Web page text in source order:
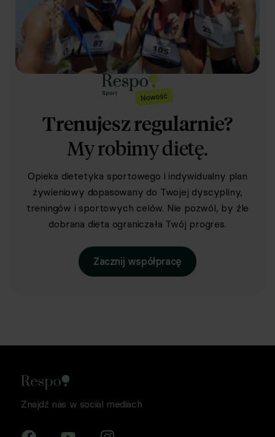
Trenujesz regularnie?
My robimy dietę.
Opieka dietetyka sportowego i indywidualny plan
żywieniowy dopasowany do Twojej dyscypliny,
treningów i sportowych celów. Nie pozwól, by źle
dobrana dieta ograniczała Twój progres.
Zacznij współpracę
Znajdź nas w social mediach